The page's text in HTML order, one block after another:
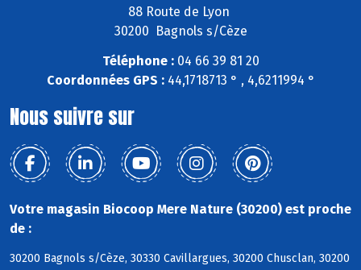
88 Route de Lyon
30200 Bagnols s/Cèze
Téléphone :04 66 39 81 20
Coordonnées GPS :44,1718713 ° , 4,6211994 °
Nous suivre sur
Votre magasin Biocoop Mere Nature (30200) est proche
de :
30200 Bagnols s/Cèze, 30330 Cavillargues, 30200 Chusclan, 30200